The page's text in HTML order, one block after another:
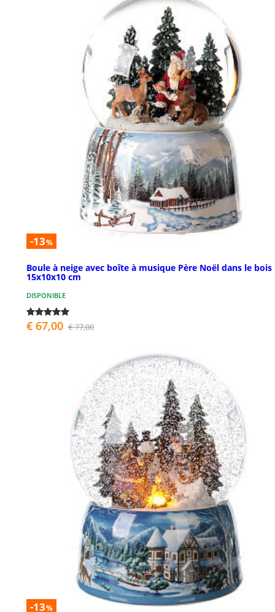
-13%
Boule à neige avec boîte à musique Père Noël dans le bois
15x10x10 cm
DISPONIBLE
€ 67,00 € 77,00
-13%